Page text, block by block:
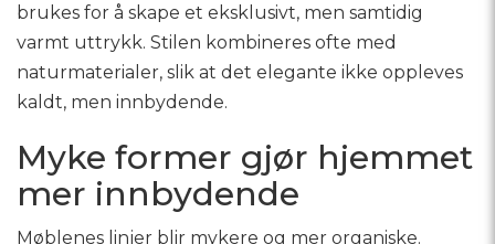
brukes for å skape et eksklusivt, men samtidig
varmt uttrykk. Stilen kombineres ofte med
naturmaterialer, slik at det elegante ikke oppleves
kaldt, men innbydende.
Myke former gjør hjemmet
mer innbydende
Møblenes linjer blir mykere og mer organiske.